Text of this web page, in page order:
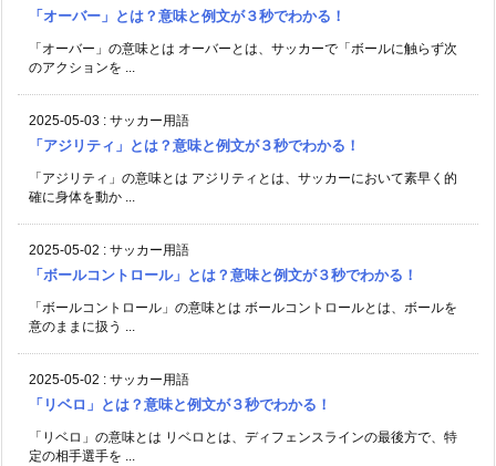
「オーバー」とは？意味と例文が３秒でわかる！
「オーバー」の意味とは オーバーとは、サッカーで「ボールに触らず次
のアクションを ...
2025-05-03 : サッカー用語
「アジリティ」とは？意味と例文が３秒でわかる！
「アジリティ」の意味とは アジリティとは、サッカーにおいて素早く的
確に身体を動か ...
2025-05-02 : サッカー用語
「ボールコントロール」とは？意味と例文が３秒でわかる！
「ボールコントロール」の意味とは ボールコントロールとは、ボールを
意のままに扱う ...
2025-05-02 : サッカー用語
「リベロ」とは？意味と例文が３秒でわかる！
「リベロ」の意味とは リベロとは、ディフェンスラインの最後方で、特
定の相手選手を ...